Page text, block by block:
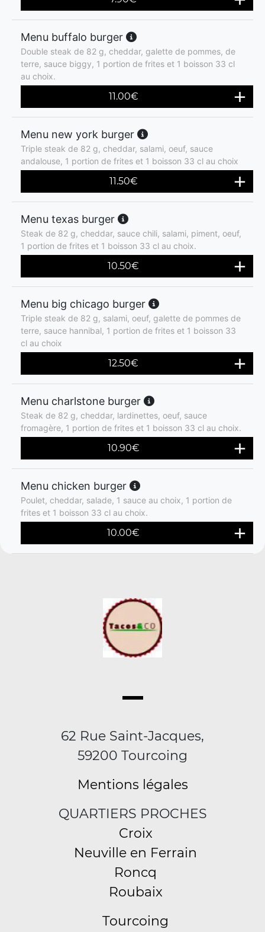
Menu buffalo burger
Double steak de 82 g, cheddar, galette de pommes, de
terre, sauce biggy, 1 portion de frites et 1 boisson 33 cl
au choix.
11.00€
Menu new york burger
Triple steak de 82 g, cheddar, salami, oeuf, sauce
andalouse, 1 portion de frites et 1 boisson 33 cl au choix
11.50€
Menu texas burger
Steak de 82 g, cheddar, sauce chili, salami, piment, oeuf,
1 portion de frites et 1 boisson 33 cl au choix.
10.50€
Menu big chicago burger
Triple steak de 82 g, salami, oeuf, galette de pommes de
terre, sauce hannibal, 1 portion de frites et 1 boisson 33
cl au choix
12.50€
Menu charlstone burger
Steak de 82 g, cheddar, lardinettes, oeuf, sauce
fromagère, 1 portion de frites et 1 boisson 33 cl au choix.
10.90€
Menu chicken burger
Poulet, cheddar, salade, 1 sauce au choix, 1 portion de
frites et 1 boisson 33 cl au choix.
10.00€
62 Rue Saint-Jacques,
59200 Tourcoing
Mentions légales
QUARTIERS PROCHES
Croix
Neuville en Ferrain
Roncq
Roubaix
Tourcoing